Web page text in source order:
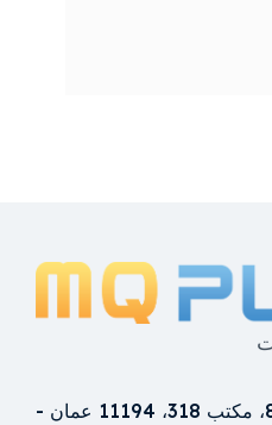
شارع ياجوز، الجبيهة، مبنى 8، مكتب 318، 11194 عمان -